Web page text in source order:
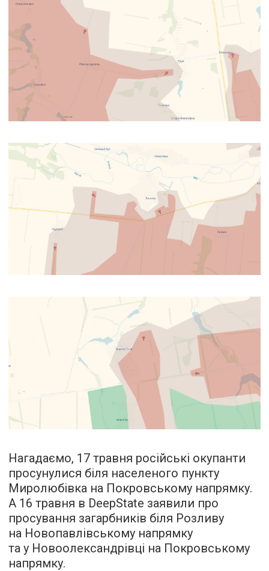
Нагадаємо, 17 травня російські окупанти
просунулися біля населеного пункту
Миролюбівка на Покровському напрямку.
А 16 травня в DeepState заявили про
просування загарбників біля Розливу
на Новопавлівському напрямку
та у Новоолександрівці на Покровському
напрямку.